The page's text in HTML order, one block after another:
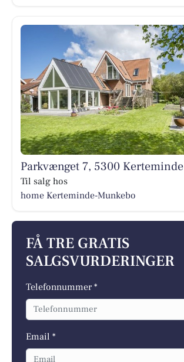
Parkvænget 7, 5300 Kerteminde
Til salg hos
home Kerteminde-Munkebo
FÅ TRE GRATIS
SALGSVURDERINGER
Telefonnummer *
Email *